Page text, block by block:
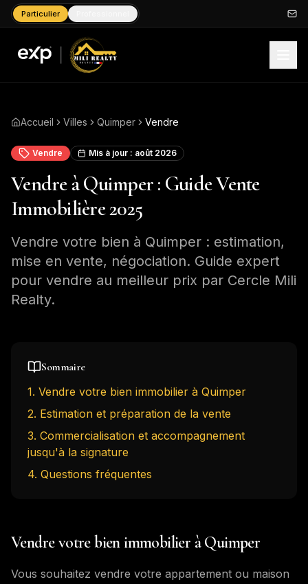
Particulier
Accueil Villes Quimper Vendre
Vendre Mis à jour : août 2026
Vendre à Quimper : Guide Vente
Immobilière 2025
Vendre votre bien à Quimper : estimation,
mise en vente, négociation. Guide expert
pour vendre au meilleur prix par Cercle Mili
Realty.
Sommaire
1. Vendre votre bien immobilier à Quimper
2. Estimation et préparation de la vente
3. Commercialisation et accompagnement
jusqu'à la signature
4. Questions fréquentes
Vendre votre bien immobilier à Quimper
Vous souhaitez vendre votre appartement ou maison